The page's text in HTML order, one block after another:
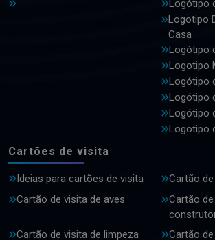
Logótipo
Logotipo
Casa
Logótipo
Logotipo
Logótipo
Logótipo
Logótipo
Logotipo
Cartões de visita
Ideias para cartões de visita
Cartão
Cartão de visita de aves
Cartão
Cartão de visita de limpeza
Cartão